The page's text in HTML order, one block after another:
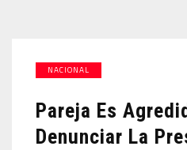
NACIONAL
Pareja Es
Denunciar La